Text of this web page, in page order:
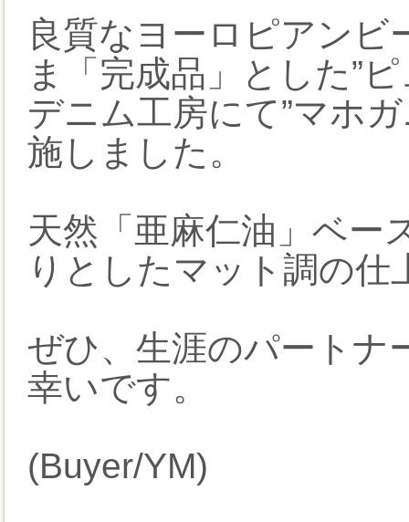
良質なヨーロピアンビ
ま「完成品」とした”
デニム工房にて”マホ
施しました。
天然「亜麻仁油」ベー
りとしたマット調の仕
ぜひ、生涯のパートナ
幸いです。
(Buyer/YM)